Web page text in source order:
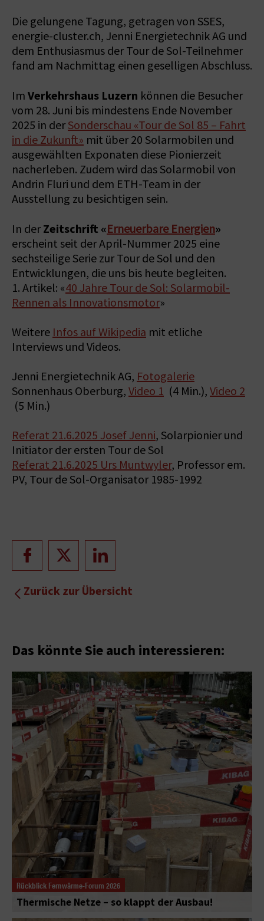
Die gelungene Tagung, getragen von SSES,
energie-cluster.ch, Jenni Energietechnik AG und
dem Enthusiasmus der Tour de Sol-Teilnehmer
fand am Nachmittag einen geselligen Abschluss.
Im Verkehrshaus Luzern können die Besucher
vom 28. Juni bis mindestens Ende November
2025 in derSonderschau «Tour de Sol 85 – Fahrt
in die Zukunft» mit über 20 Solarmobilen und
ausgewählten Exponaten diese Pionierzeit
nacherleben. Zudem wird das Solarmobil von
Andrin Fluri und dem ETH-Team in der
Ausstellung zu besichtigen sein.
In derZeitschrift «Erneuerbare Energien»
erscheint seit der April-Nummer 2025 eine
sechsteilige Serie zur Tour de Sol und den
Entwicklungen, die uns bis heute begleiten.
1. Artikel: «40 Jahre Tour de Sol: Solarmobil-
Rennen als Innovationsmotor»
Weitere Infos auf Wikipedia mit etliche
Interviews und Videos.
Jenni Energietechnik AG, Fotogalerie
Sonnenhaus Oberburg, Video 1 (4 Min.), Video 2
(5 Min.)
Referat 21.6.2025 Josef Jenni, Solarpionier und
Initiator der ersten Tour de Sol
Referat 21.6.2025 Urs Muntwyler, Professor em.
PV, Tour de Sol-Organisator 1985-1992
Zurück zur Übersicht
Das könnte Sie auch interessieren:
Rückblick Fernwärme-Forum 2026
Thermische Netze – so klappt der Ausbau!